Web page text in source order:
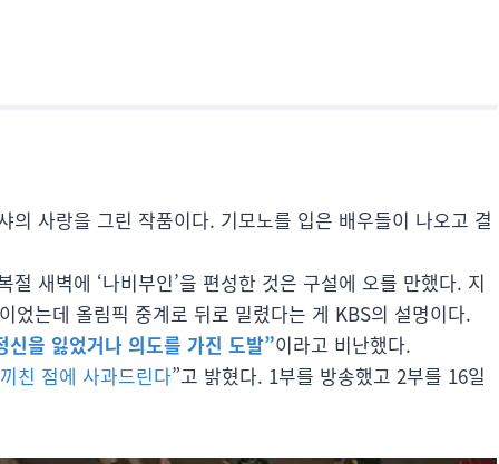
의 사랑을 그린 작품이다. 기모노를 입은 배우들이 나오고 결
새벽에 ‘나비부인’을 편성한 것은 구설에 오를 만했다. 지
었는데 올림픽 중계로 뒤로 밀렸다는 게 KBS의 설명이다.
신을 잃었거나 의도를 가진 도발”이라고 비난했다.
친 점에 사과드린다”고 밝혔다. 1부를 방송했고 2부를 16일